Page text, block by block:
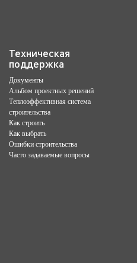
Техническая
поддержка
Документы
Альбом проектных решений
Теплоэффективная система
строительства
Как строить
Как выбрать
Ошибки строительства
Часто задаваемые вопросы